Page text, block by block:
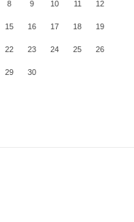
8 9 10 11 12
15 16 17 18 19
22 23 24 25 26
29 30